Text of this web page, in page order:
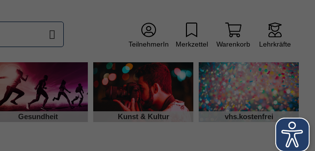
TeilnehmerIn Merkzettel Warenkorb Lehrkräfte
Gesundheit Kunst & Kultur vhs.kostenfrei